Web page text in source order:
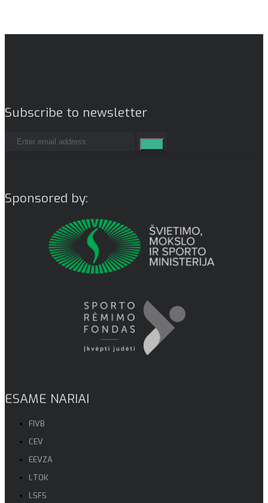
Subscribe to newsletter
Sponsored by:
ESAME NARIAI
FIVB
CEV
EEVZA
LTOK
LSFS